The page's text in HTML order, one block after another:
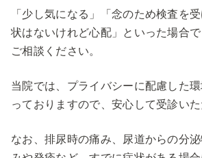
「少し気になる」「念のため検査を
状はないけれど心配」といった場合
ご相談ください。
当院では、プライバシーに配慮した
っておりますので、安心して受診いた
なお、排尿時の痛み、尿道からの分